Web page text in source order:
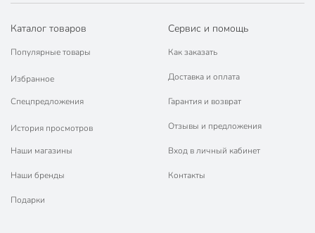
Каталог товаров
Популярные товары
Избранное
Спецпредложения
История просмотров
Наши магазины
Наши бренды
Подарки
Сервис и помощь
Как заказать
Доставка и оплата
Гарантия и возврат
Отзывы и предложения
Вход в личный кабинет
Контакты